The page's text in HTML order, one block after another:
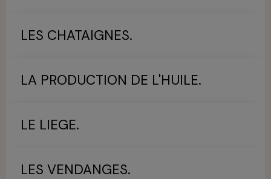
LES CHATAIGNES.
LA PRODUCTION DE L'HUILE.
LE LIEGE.
LES VENDANGES.